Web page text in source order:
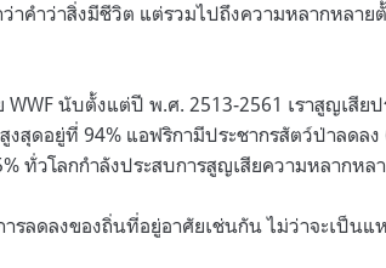
าคำว่าสิ่งมีชีวิต แต่รวมไปถึงความหลากหลาย
WWF นับตั้งแต่ปี พ.ศ. 2513-2561 เราสูญเสีย
สุดอยู่ที่ 94% แอฟริกามีประชากรสัตว์ป่าลดลง
ทั่วโลกกำลังประสบการสูญเสียความหลากหล
ารลดลงของถิ่นที่อยู่อาศัยเช่นกัน ไม่ว่าจะเป็น